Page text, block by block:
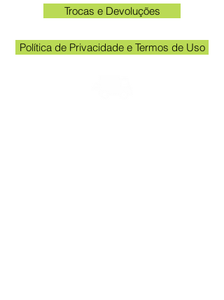
Trocas e Devoluções
Política de Privacidade e Termos de Uso